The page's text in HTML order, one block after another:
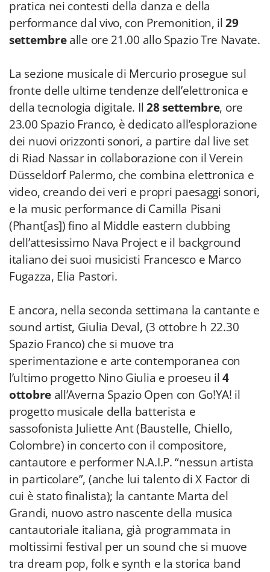
pratica nei contesti della danza e della
performance dal vivo, con Premonition, il29
settembrealle ore 21.00 allo Spazio Tre Navate.
La sezione musicale di Mercurio prosegue sul
fronte delle ultime tendenze dell’elettronica e
della tecnologia digitale. Il28 settembre, ore
23.00 Spazio Franco, è dedicato all’esplorazione
dei nuovi orizzonti sonori, a partire dal live set
di Riad Nassar in collaborazione con il Verein
Düsseldorf Palermo, che combina elettronica e
video, creando dei veri e propri paesaggi sonori,
e la music performance di Camilla Pisani
(Phant[as]) fino al Middle eastern clubbing
dell’attesissimo Nava Project e il background
italiano dei suoi musicisti Francesco e Marco
Fugazza, Elia Pastori.
E ancora, nella seconda settimana la cantante e
sound artist, Giulia Deval, (3 ottobre h 22.30
Spazio Franco) che si muove tra
sperimentazione e arte contemporanea con
l’ultimo progetto Nino Giulia e proeseu il4
ottobreall’Averna Spazio Open con Go!YA! il
progetto musicale della batterista e
sassofonista Juliette Ant (Baustelle, Chiello,
Colombre) in concerto con il compositore,
cantautore e performer N.A.I.P. “nessun artista
in particolare”, (anche lui talento di X Factor di
cui è stato finalista); la cantante Marta del
Grandi, nuovo astro nascente della musica
cantautoriale italiana, già programmata in
moltissimi festival per un sound che si muove
tra dream pop, folk e synth e la storica band